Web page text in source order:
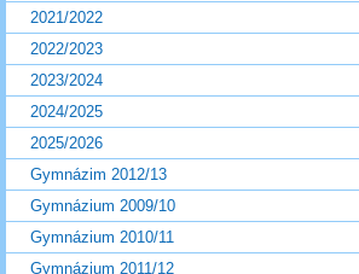
2021/2022
2022/2023
2023/2024
2024/2025
2025/2026
Gymnázim 2012/13
Gymnázium 2009/10
Gymnázium 2010/11
Gymnázium 2011/12